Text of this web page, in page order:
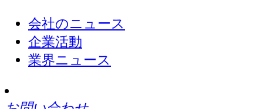
会社のニュース
企業活動
業界ニュース